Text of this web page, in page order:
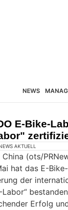
NEWS
E-Bike-
AKTUELL
China (ots/
hat das E-
der
Labor“
Erfolg